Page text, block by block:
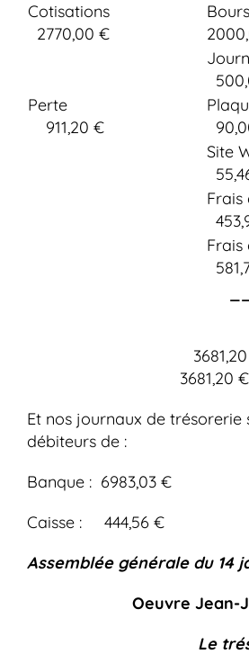
Cotisations
2770,00 €
Perte
911,20 €
3681,20 €
Et nos journaux de trésorerie
débiteurs de :
Banque : 6983,03 €
Caisse : 444,56 €
Assemblée générale du 14
Oeuvre Jean-
Le